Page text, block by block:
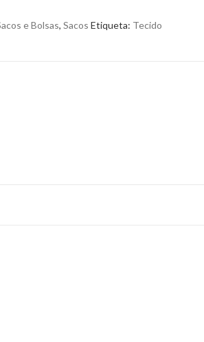
e Bolsas, Sacos Etiqueta: Tecido